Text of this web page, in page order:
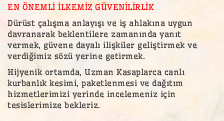
EN ÖNEMLİ İLKEMİZ GÜVENİLİRLİK
Dürüst çalışma anlayışı ve iş ahlakına uygun
davranarak beklentilere zamanında yanıt
vermek, güvene dayalı ilişkiler geliştirmek ve
verdiğimiz sözü yerine getirmek.
Hijyenik ortamda, Uzman Kasaplarca canlı
kurbanlık kesimi, paketlenmesi ve dağıtım
hizmetlerimizi yerinde incelemeniz için
tesislerimize bekleriz.